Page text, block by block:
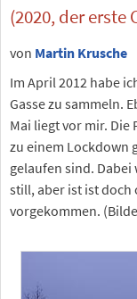
(2020, der erste
von Martin Krusche
Im April 2012 habe
Gasse zu sammeln.
Mai liegt vor mir. Die
zu einem Lockdown
gelaufen sind.
still, aber ist ist doch
vorgekommen.